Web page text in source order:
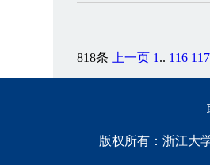
818条 上一页 1 .. 116 117
版权所有：浙江大